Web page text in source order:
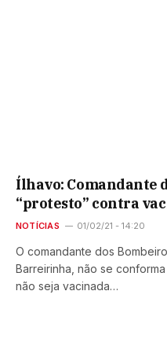
Ílhavo: Comandante
“protesto” contra
NOTÍCIAS 01/02/21 - 14:20
O comandante dos
Barreirinha, não se
não seja vacinada…